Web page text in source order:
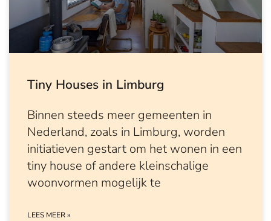
Tiny Houses in Limburg
Binnen steeds meer gemeenten in
Nederland, zoals in Limburg, worden
initiatieven gestart om het wonen in een
tiny house of andere kleinschalige
woonvormen mogelijk te
LEES MEER »